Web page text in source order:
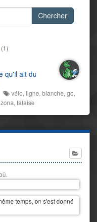
Chercher
(1)
qu'il ait du
vélo, ligne, blanche, go,
, falaise
temps, on s'est donné